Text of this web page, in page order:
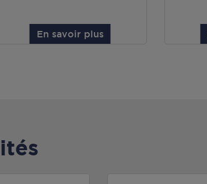
En savoir plus